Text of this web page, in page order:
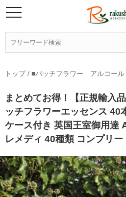
トップ/ ■バッチフラワー アルコール
まとめてお得！【正規輸入
ッチフラワーエッセンス 40
ケース付き 英国王室御用達
レメディ 40種類 コンプリ